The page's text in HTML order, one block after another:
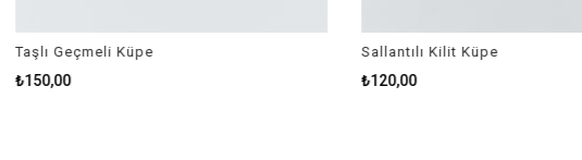
Taşlı Geçmeli Küpe
₺150,00
Sallantılı Kilit Küpe
₺120,00